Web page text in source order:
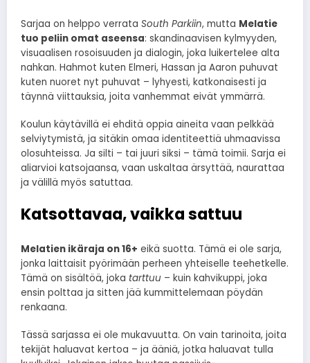
Sarjaa on helppo verrata South Parkiin, mutta Melatie
tuo peliin omat aseensa: skandinaavisen kylmyyden,
visuaalisen rosoisuuden ja dialogin, joka luikertelee alta
nahkan. Hahmot kuten Elmeri, Hassan ja Aaron puhuvat
kuten nuoret nyt puhuvat – lyhyesti, katkonaisesti ja
täynnä viittauksia, joita vanhemmat eivät ymmärrä.
Koulun käytävillä ei ehditä oppia aineita vaan pelkkää
selviytymistä, ja sitäkin omaa identiteettiä uhmaavissa
olosuhteissa. Ja silti – tai juuri siksi – tämä toimii. Sarja ei
aliarvioi katsojaansa, vaan uskaltaa ärsyttää, naurattaa
ja välillä myös satuttaa.
Katsottavaa, vaikka sattuu
Melatien ikäraja on 16+ eikä suotta. Tämä ei ole sarja,
jonka laittaisit pyörimään perheen yhteiselle teehetkelle.
Tämä on sisältöä, joka tarttuu – kuin kahvikuppi, joka
ensin polttaa ja sitten jää kummittelemaan pöydän
renkaana.
Tässä sarjassa ei ole mukavuutta. On vain tarinoita, joita
tekijät haluavat kertoa – ja ääniä, jotka haluavat tulla